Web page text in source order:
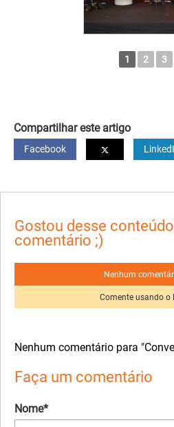
1 2 3
Compartilhar este artigo
Facebook
Gostou desse
comentário ;)
Nenhum
Comente usando o
Nenhum comentário para
Faça um comentário
Nome*